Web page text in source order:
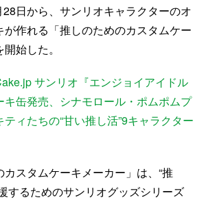
日から、サンリオキャラクターのオ
が作れる「推しのためのカスタムケー
始した。
サンリオ『エンジョイアイドル
キ缶発売、シナモロール・ポムポムプ
ティたちの“甘い推し活”9キャラクター
カスタムケーキメーカー」は、“推
するためのサンリオグッズシリーズ